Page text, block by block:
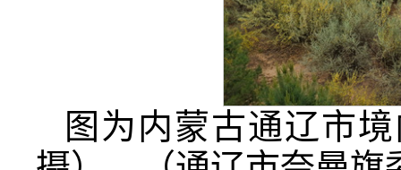
图为内蒙古通辽市